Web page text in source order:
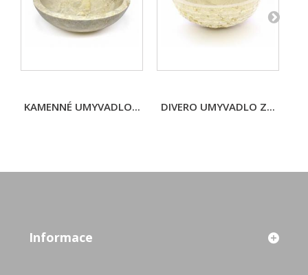
KAMENNÉ UMYVADLO... DIVERO UMYVADLO Z...
Informace